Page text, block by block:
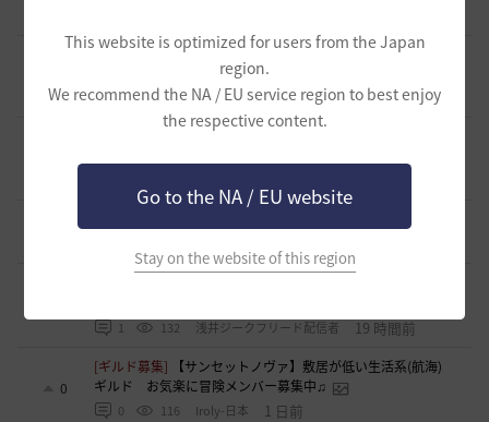
This website is optimized for users from the Japan
region.
We recommend the NA / EU service region to best enjoy
the respective content.
Go to the NA / EU website
Stay on the website of this region
キャラの肖像画を撮ると縦長になってしまう
0 181 無敵で踊り狂う女 14 時間前
新設ギルド 「Shmurda」立ち上げメンバー募
1 132 浅井ジークフリード配信者 19 時間前
0
[ギルド募集]
【サンセットノヴァ】敷居が低い生活系(航海)
ギルド お気楽に冒険メンバー募集中♫
0 116 Iroly-日本 1 日前